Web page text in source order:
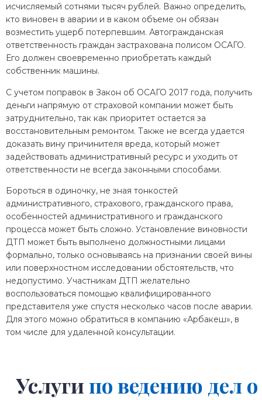
исчисляемый сотнями тысяч рублей. Важно определить,
кто виновен в аварии и в каком объеме он обязан
возместить ущерб потерпевшим. Автогражданская
ответственность граждан застрахована полисом ОСАГО.
Его должен своевременно приобретать каждый
собственник машины.
С учетом поправок в Закон об ОСАГО 2017 года, получить
деньги напрямую от страховой компании может быть
затруднительно, так как приоритет остается за
восстановительным ремонтом. Также не всегда удается
доказать вину причинителя вреда, который может
задействовать административный ресурс и уходить от
ответственности не всегда законными способами.
Бороться в одиночку, не зная тонкостей
административного, страхового, гражданского права,
особенностей административного и гражданского
процесса может быть сложно. Установление виновности
ДТП может быть выполнено должностными лицами
формально, только основываясь на признании своей вины
или поверхностном исследовании обстоятельств, что
недопустимо. Участникам ДТП желательно
воспользоваться помощью квалифицированного
представителя уже спустя несколько часов после аварии.
Для этого можно обратиться в компанию «Арбакеш», в
том числе для удаленной консультации.
Услугипо ведению дел о